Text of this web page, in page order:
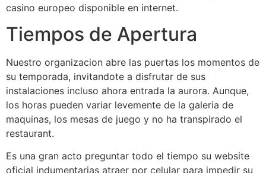
casino europeo disponible en internet.
Tiempos de Apertura
Nuestro organizacion abre las puertas los momentos de
su temporada, invitandote a disfrutar de sus
instalaciones incluso ahora entrada la aurora. Aunque,
los horas pueden variar levemente de la galeria de
maquinas, los mesas de juego y no ha transpirado el
restaurant.
Es una gran acto preguntar todo el tiempo su website
oficial indumentarias atraer por celular para impedir su